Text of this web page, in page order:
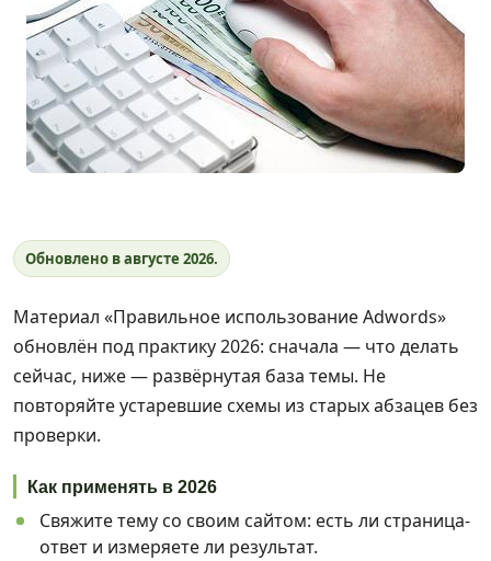
Обновлено в августе 2026.
Материал «Правильное использование Adwords»
обновлён под практику 2026: сначала — что делать
сейчас, ниже — развёрнутая база темы. Не
повторяйте устаревшие схемы из старых абзацев без
проверки.
Как применять в 2026
Свяжите тему со своим сайтом: есть ли страница-
ответ и измеряете ли результат.